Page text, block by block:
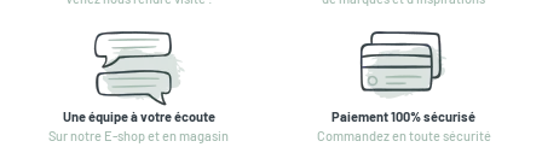
Une équipe à votre écoute
Sur notre E-shop et en magasin
Paiement 100% sécurisé
Commandez en toute sécurité